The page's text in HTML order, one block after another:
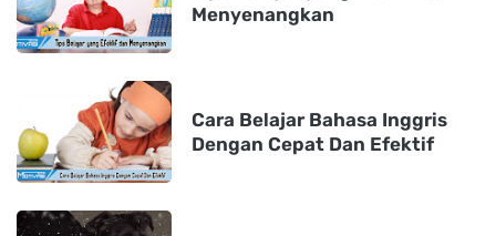
Menyenangkan
Cara Belajar Bahasa Inggris
Dengan Cepat Dan Efektif